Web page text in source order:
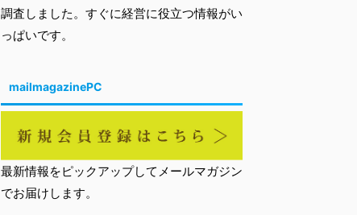
調査しました。すぐに経営に役立つ情報がい
っぱいです。
mailmagazinePC
最新情報をピックアップしてメールマガジン
でお届けします。